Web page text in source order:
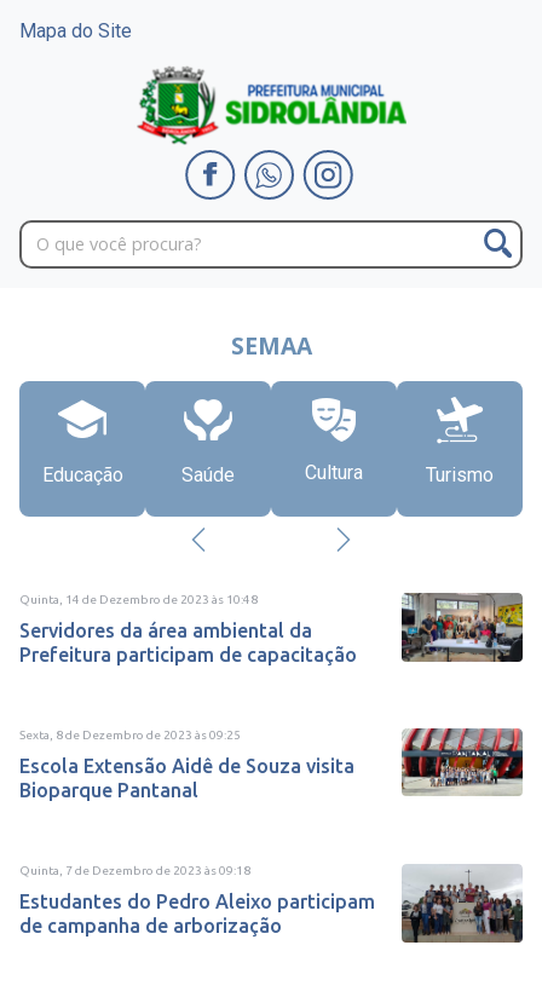
Mapa do Site
SEMAA
Educação Saúde Cultura Turismo
Quinta, 14 de Dezembro de 2023 às 10:48
Servidores da área ambiental da
Prefeitura participam de capacitação
Sexta, 8 de Dezembro de 2023 às09:25
Escola Extensão Aidê de Souza visita
Bioparque Pantanal
Quinta, 7 de Dezembro de 2023 às09:18
Estudantes do Pedro Aleixo participam
de campanha de arborização